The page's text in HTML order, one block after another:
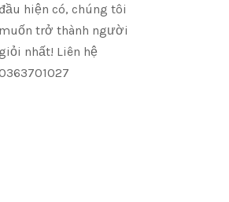
đầu hiện có, chúng tôi
muốn trở thành người
nhất! Liên hệ